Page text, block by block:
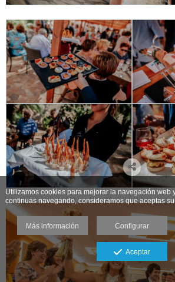
Utilizamos cookies para mejorar la navegación web
continuas navegando, consideramos que aceptas su
Más información Configurar
Aceptar